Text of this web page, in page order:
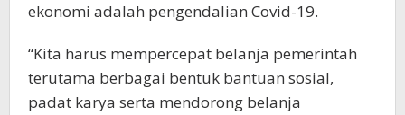
ekonomi adalah pengendalian Covid-19.
“Kita harus mempercepat belanja pemerintah
terutama berbagai bentuk bantuan sosial,
padat karya serta mendorong belanja